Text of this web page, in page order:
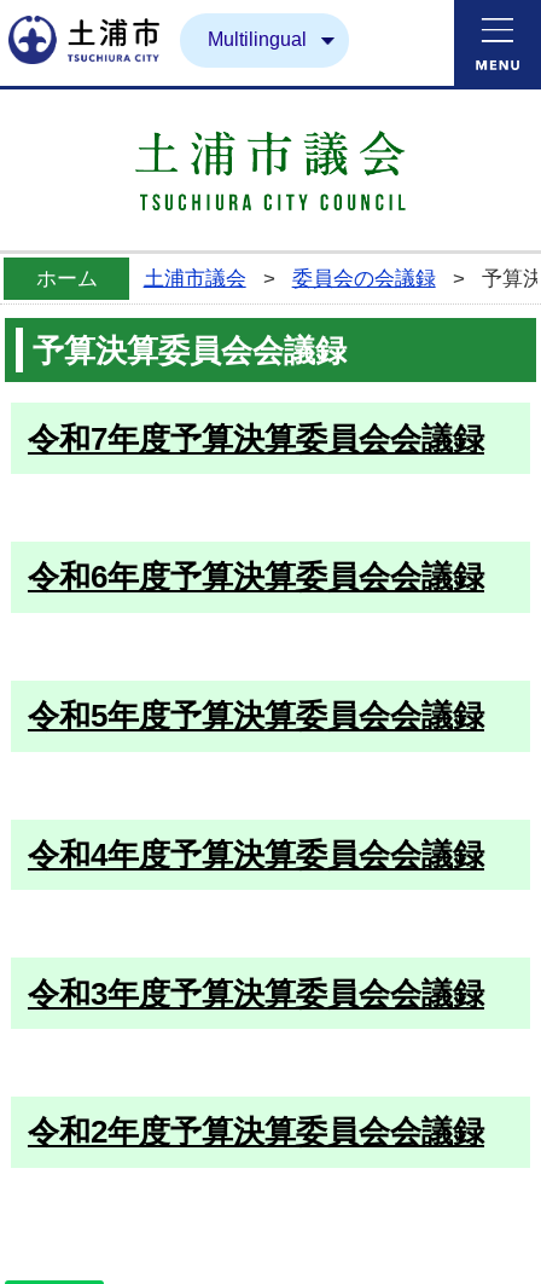
土浦市Multilingual
ホーム 土浦市議会 > 委員会の会議録 > 予算
予算決算委員会会議録
令和7年度予算決算委員会会議録
令和6年度予算決算委員会会議録
令和5年度予算決算委員会会議録
令和4年度予算決算委員会会議録
令和3年度予算決算委員会会議録
令和2年度予算決算委員会会議録